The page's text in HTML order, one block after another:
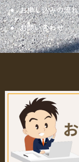
お申し込みの流れ
お問い合わせ